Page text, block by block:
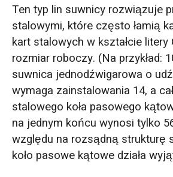
Ten typ lin suwnicy rozwiązuje
stalowymi, które często łamią
kart stalowych w kształcie litery
rozmiar roboczy. (Na przykład:
suwnica jednodźwigarowa o
wymaga zainstalowania 14, a
stalowego koła pasowego
na jednym końcu wynosi tylko
względu na rozsądną strukturę
koło pasowe kątowe działa